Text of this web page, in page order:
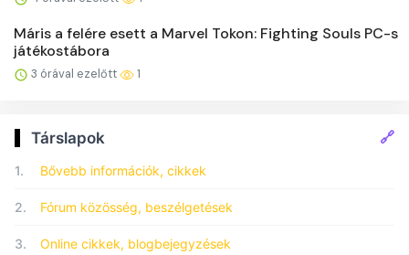
Máris a felére esett a Marvel Tokon: Fighting Souls PC-s
játékostábora
3 órával ezelőtt 1
Társlapok 🔗
1. Bővebb információk, cikkek
2. Fórum közösség, beszélgetések
3. Online cikkek, blogbejegyzések